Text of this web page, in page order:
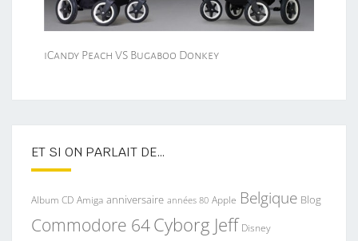
iCandy Peach VS Bugaboo Donkey
ET SI ON PARLAIT DE…
Album CD Amiga anniversaire années 80 Apple Belgique Blog
Commodore 64Cyborg Jeff Disney